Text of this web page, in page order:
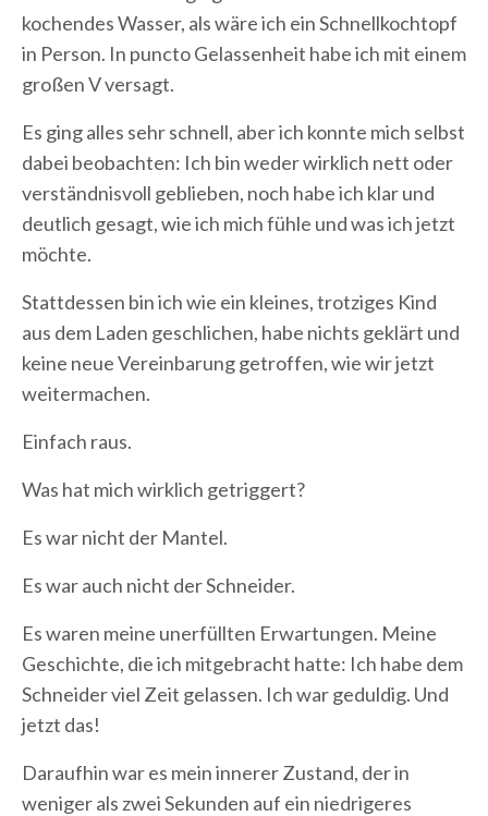
kochendes Wasser, als wäre ich ein Schnellkochtopf
in Person. In puncto Gelassenheit habe ich mit einem
großen V versagt.
Es ging alles sehr schnell, aber ich konnte mich selbst
dabei beobachten: Ich bin weder wirklich nett oder
verständnisvoll geblieben, noch habe ich klar und
deutlich gesagt, wie ich mich fühle und was ich jetzt
möchte.
Stattdessen bin ich wie ein kleines, trotziges Kind
aus dem Laden geschlichen, habe nichts geklärt und
keine neue Vereinbarung getroffen, wie wir jetzt
weitermachen.
Einfach raus.
Was hat mich wirklich getriggert?
Es war nicht der Mantel.
Es war auch nicht der Schneider.
Es waren meine unerfüllten Erwartungen. Meine
Geschichte, die ich mitgebracht hatte: Ich habe dem
Schneider viel Zeit gelassen. Ich war geduldig. Und
jetzt das!
Daraufhin war es mein innerer Zustand, der in
weniger als zwei Sekunden auf ein niedrigeres